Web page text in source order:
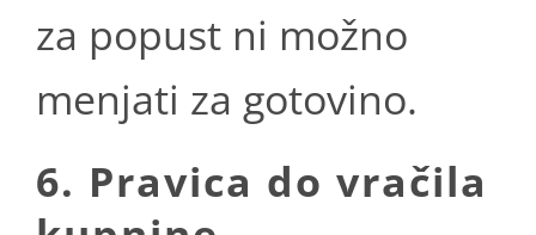
za popust ni možno
menjati za gotovino.
6. Pravica do vračila